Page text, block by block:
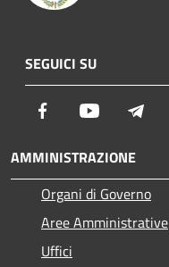
SEGUICI SU
Facebook Youtube
AMMINISTRAZIONE
Organi di Governo
Aree Amministrative
Uffici